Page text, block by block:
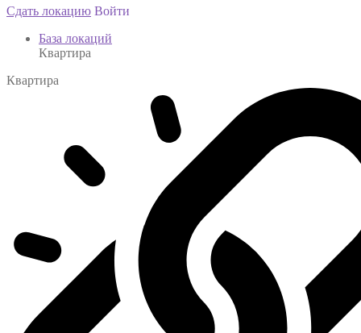
Сдать локацию Войти
База локаций
Квартира
Квартира